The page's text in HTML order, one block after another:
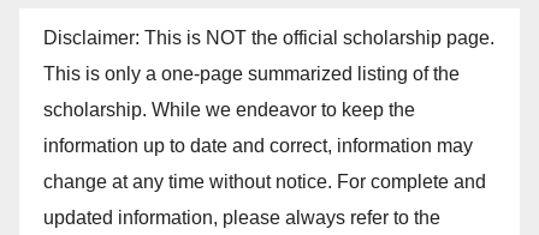
Disclaimer: This is NOT the official scholarship page.
This is only a one-page summarized listing of the
scholarship. While we endeavor to keep the
information up to date and correct, information may
change at any time without notice. For complete and
updated information, please always refer to the